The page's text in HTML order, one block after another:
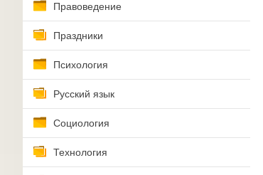
Правоведение
Праздники
Психология
Русский язык
Социология
Технология